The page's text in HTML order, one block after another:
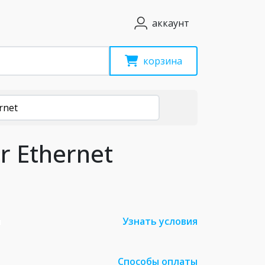
аккаунт
корзина
Ethernet
Узнать условия
Способы оплаты